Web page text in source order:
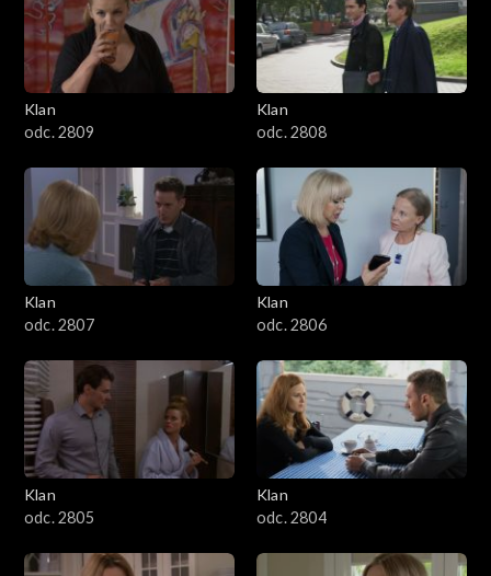
Klan
odc. 2809
Klan
odc. 2808
Klan
odc. 2807
Klan
odc. 2806
Klan
odc. 2805
Klan
odc. 2804